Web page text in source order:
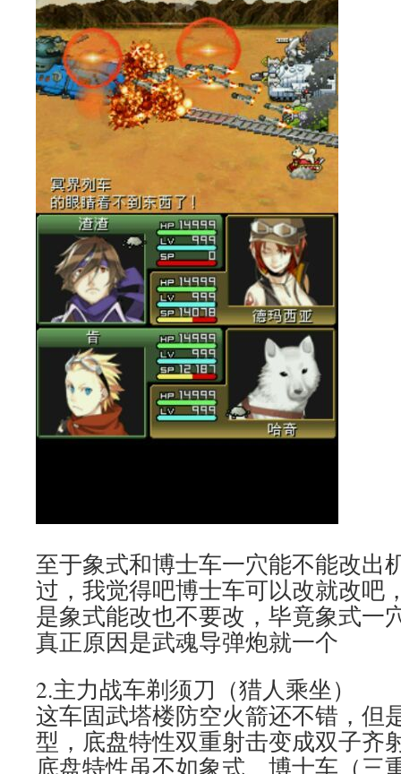
至于象式和博士车一穴能不能改出
过，我觉得吧博士车可以改就改吧
是象式能改也不要改，毕竟象式一
真正原因是武魂导弹炮就一个
2.主力战车剃须刀（猎人乘坐）
这车固武塔楼防空火箭还不错，但
型，底盘特性双重射击变成双子齐
底盘特性虽不如象式、博士车（三